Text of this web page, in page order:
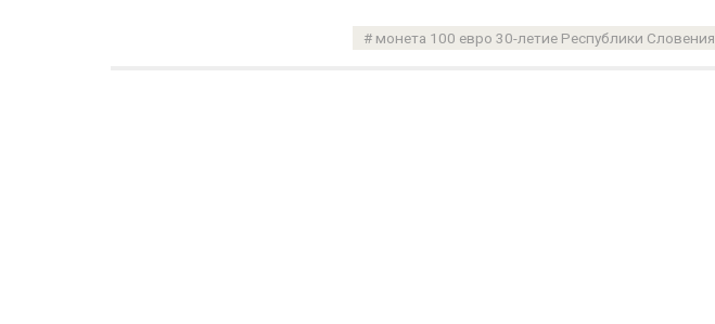
монета 100 евро 30-летие Республики Словения